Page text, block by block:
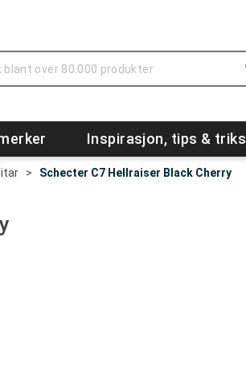
Inspirasjon, tips & triks
> Schecter C7 Hellraiser Black Cherry